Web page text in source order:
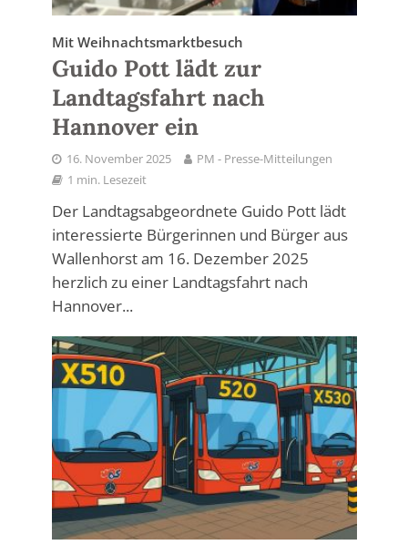
Mit Weihnachtsmarktbesuch
Guido Pott lädt zur
Landtagsfahrt nach
Hannover ein
16. November 2025
PM - Presse-Mitteilungen
1 min. Lesezeit
Der Landtagsabgeordnete Guido Pott lädt
interessierte Bürgerinnen und Bürger aus
Wallenhorst am 16. Dezember 2025
herzlich zu einer Landtagsfahrt nach
Hannover...